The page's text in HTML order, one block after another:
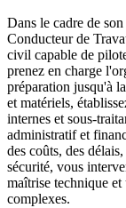
Dans le cadre de
Conducteur de
civil capable de
prenez en charge
préparation jusqu'à
et matériels,
internes et sous-
administratif et
des coûts, des
sécurité, vous
maîtrise technique et
complexes.